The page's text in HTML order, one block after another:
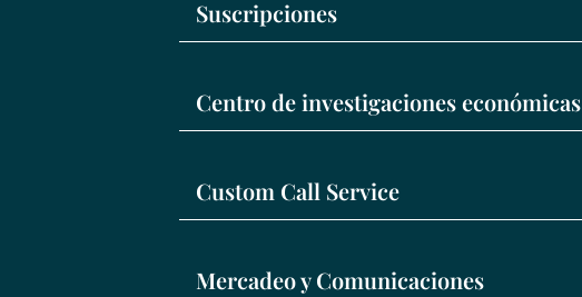
Suscripciones
Centro de investigaciones económicas
Custom Call Service
Mercadeo y Comunicaciones